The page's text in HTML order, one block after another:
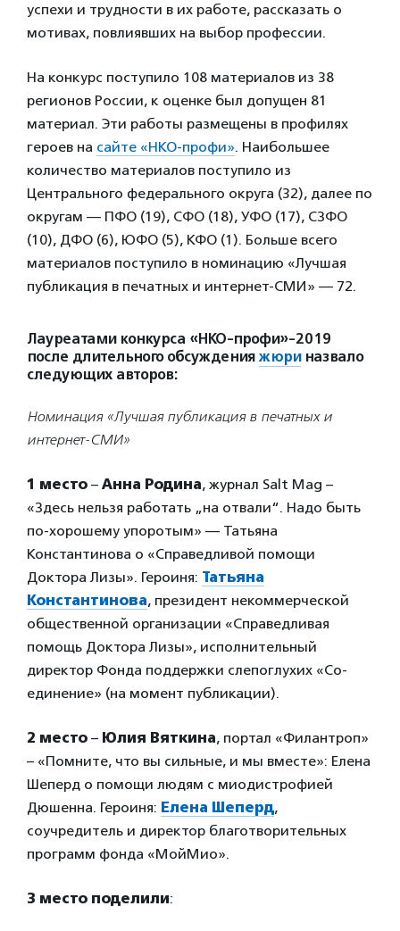
успехи и трудности в их работе, рассказать о
мотивах, повлиявших на выбор профессии.
На конкурс поступило 108 материалов из 38
регионов России, к оценке был допущен 81
материал. Эти работы размещены в профилях
героев на сайте «НКО-профи». Наибольшее
количество материалов поступило из
Центрального федерального округа (32), далее по
округам — ПФО (19), СФО (18), УФО (17), СЗФО
(10), ДФО (6), ЮФО (5), КФО (1). Больше всего
материалов поступило в номинацию «Лучшая
публикация в печатных и интернет-СМИ» — 72.
Лауреатами конкурса «НКО-профи»-2019
после длительного обсуждения жюриназвало
следующих авторов:
Номинация «Лучшая публикация в печатных и
интернет-СМИ»
1 место – Анна Родина, журнал Salt Mag –
«Здесь нельзя работать „на отвали“. Надо быть
по-хорошему упоротым» — Татьяна
Константинова о «Справедливой помощи
Доктора Лизы». Героиня: Татьяна
Константинова, президент некоммерческой
общественной организации «Справедливая
помощь Доктора Лизы», исполнительный
директор Фонда поддержки слепоглухих «Со-
единение» (на момент публикации).
2 место – Юлия Вяткина, портал «Филантроп»
– «Помните, что вы сильные, и мы вместе»: Елена
Шеперд о помощи людям с миодистрофией
Дюшенна. Героиня: Елена Шеперд,
соучредитель и директор благотворительных
программ фонда «МойМио».
3 место поделили: